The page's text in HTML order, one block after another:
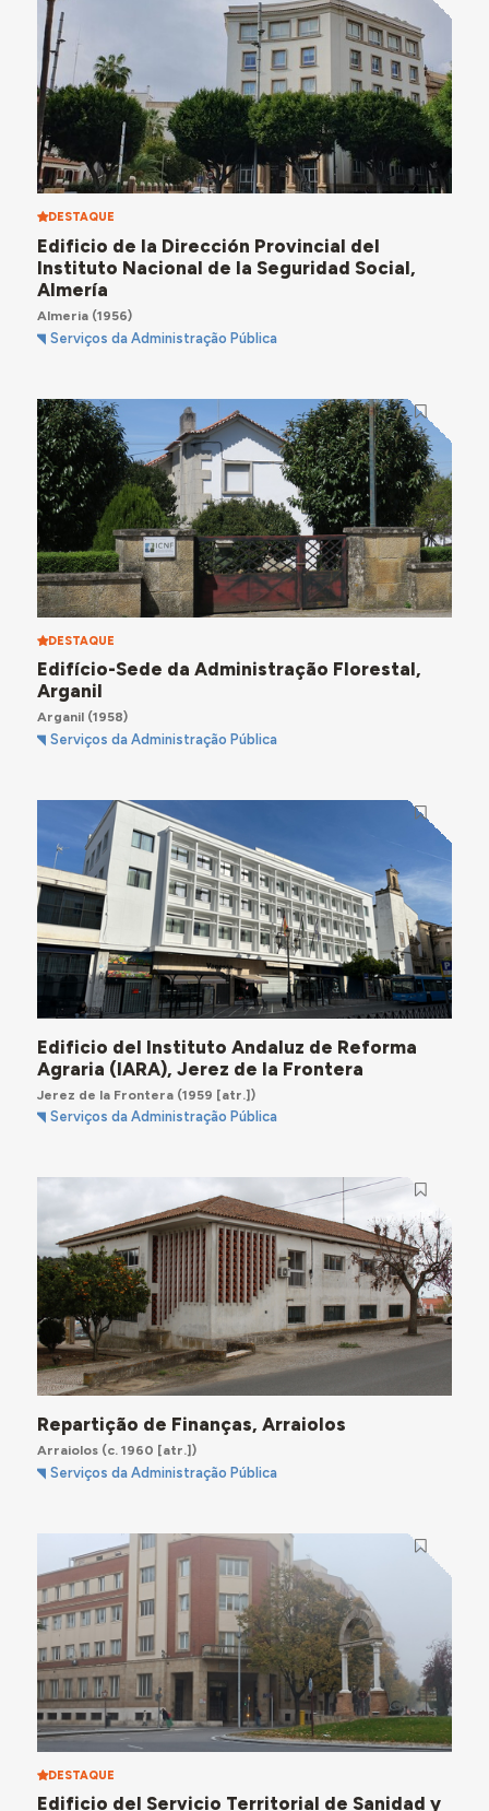
DESTAQUE
Edificio de la Dirección Provincial del
Instituto Nacional de la Seguridad Social,
Almería
Almeria(1956)
Serviços da Administração Pública
DESTAQUE
Edifício-Sede da Administração Florestal,
Arganil
Arganil(1958)
Serviços da Administração Pública
Edificio del Instituto Andaluz de Reforma
Agraria (IARA), Jerez de la Frontera
Jerez de la Frontera(1959 [atr.])
Serviços da Administração Pública
Repartição de Finanças, Arraiolos
Arraiolos(c. 1960 [atr.])
Serviços da Administração Pública
DESTAQUE
Edificio del Servicio Territorial de Sanidad y